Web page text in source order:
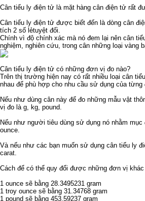
Cân tiểu ly điện tử là mặt hàng cân điện tử rất
Cân tiểu ly điện tử được biết đến là dòng cân
tích 2 số lẻtuyệt đối.
Chính vì độ chính xác mà nó đem lại nên cân
nghiệm, nghiên cứu, trong cân những loại vàng
Cân tiểu ly điện tử có những đơn vị đo nào?
Trên thị trường hiện nay có rất nhiều loại cân
nhau để phù hợp cho nhu cầu sử dụng của từng
Nếu như dùng cân này để đo những mẫu vật
vị đo là g, kg, pound.
Nếu như người tiêu dùng sử dụng nó nhằm
ounce.
Và nếu như các bạn muốn sử dụng cân tiểu ly
carat.
Cách để có thể quy đổi được những đơn vị
1 ounce sẽ bằng 28.3495231 gram
1 troy ounce sẽ bằng 31.34768 gram
1 pound sẽ bằng 453.59237 gram